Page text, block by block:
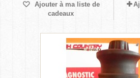
Ajouter à ma liste de
cadeaux